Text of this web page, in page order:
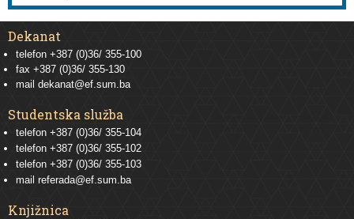
Dekanat
telefon +387 (0)36/ 355-100
fax +387 (0)36/ 355-130
mail dekanat@ef.sum.ba
Studentska služba
telefon +387 (0)36/ 355-104
telefon +387 (0)36/ 355-102
telefon +387 (0)36/ 355-103
mail referada@ef.sum.ba
Knjižnica